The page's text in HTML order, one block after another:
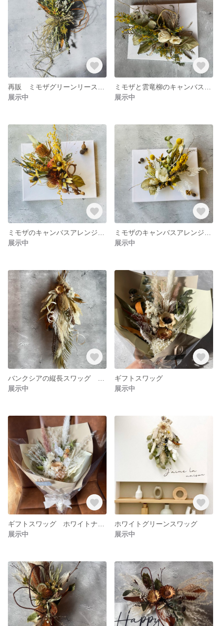
展示中
展示中
展示中
展示中
展示中
ギフトスワッグ
展示中
展示中
ホワイトグリーンスワッグ
展示中